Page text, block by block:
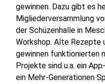
gewinnen. Dazu gibt es
Migliederversammlung
der Schüzenhalle in
Workshop. Alte Rezepte
gewinnen funktionierten
Projekte sind u.a. ein
ein Mehr-Generationen